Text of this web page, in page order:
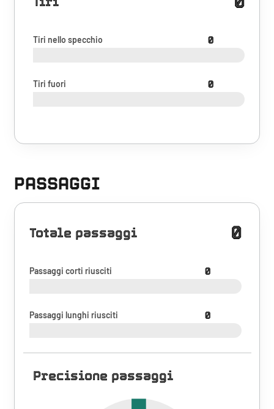
Tiri nello specchio 0
Tiri fuori 0
PASSAGGI
Totale passaggi 0
Passaggi corti riusciti 0
Passaggi lunghi riusciti 0
Precisione passaggi